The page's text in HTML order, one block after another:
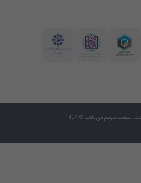
سلامت مرهم می باشد.© 1404